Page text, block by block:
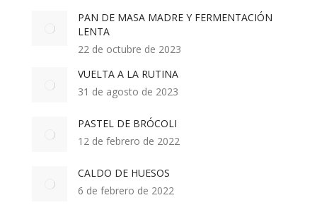
PAN DE MASA MADRE Y FERMENTACIÓN
LENTA
22 de octubre de 2023
VUELTA A LA RUTINA
31 de agosto de 2023
PASTEL DE BRÓCOLI
12 de febrero de 2022
CALDO DE HUESOS
6 de febrero de 2022